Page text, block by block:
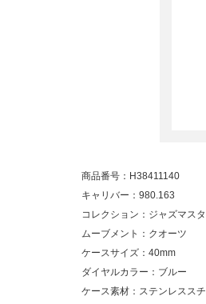
商品番号：H38411140
キャリバー：980.163
コレクション：ジャズマス
ムーブメント：クオーツ
ケースサイズ：40mm
ダイヤルカラー：ブルー
ケース素材：ステンレスス